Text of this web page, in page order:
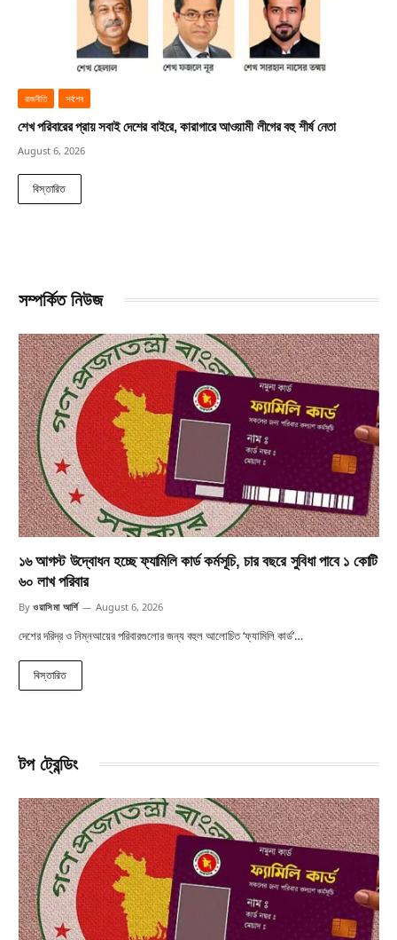
রাজনীতি সর্বশেষ
শেখ পরিবারের প্রায় সবাই দেশের বাইরে, কারাগারে আওয়ামী লীগের বহু শীর্ষ নেতা
August 6, 2026
বিস্তারিত
সম্পর্কিত নিউজ
১৬ আগস্ট উদ্বোধন হচ্ছে ফ্যামিলি কার্ড কর্মসূচি, চার বছরে সুবিধা পাবে ১ কোটি
৬০ লাখ পরিবার
By ওয়াসিমা আর্শি August 6, 2026
দেশের দরিদ্র ও নিম্নআয়ের পরিবারগুলোর জন্য বহুল আলোচিত ‘ফ্যামিলি কার্ড’…
বিস্তারিত
টপ ট্রেন্ডিং